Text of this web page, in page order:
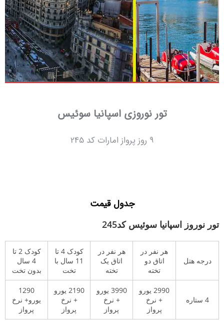
تور نوروزی اسپانیا سوئیس
9 روز پرواز امارات کد 245
جدول قیمت
تور نوروز اسپانیا سوئیس کد245
درجه هتل
هر نفر در
اتاق دو
تخته
هر نفر در
اتاق یک
تخته
کودک 4 تا
11 سال با
تخت
کودک 2 تا
4 سال
بدون تخت
4 ستاره
2990 یورو
+ نرخ
پرواز
3990 یورو
+ نرخ
پرواز
2190 یورو
+ نرخ
پرواز
1290
یورو+ نرخ
پرواز